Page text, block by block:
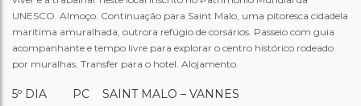
UNESCO. Almoço. Continuação para Saint Malo, uma pitoresca cidadela
marítima amuralhada, outrora refúgio de corsários. Passeio com guia
acompanhante e tempo livre para explorar o centro histórico rodeado
por muralhas. Transfer para o hotel. Alojamento.
5º DIA PC SAINT MALO – VANNES